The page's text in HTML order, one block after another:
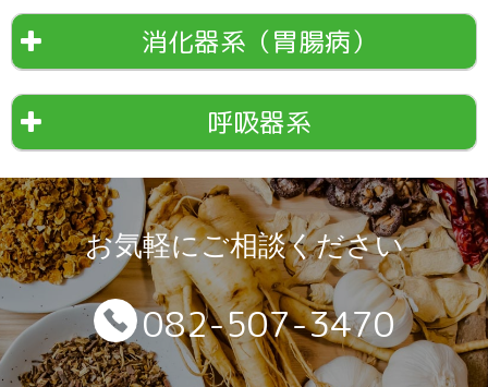
消化器系（胃腸病）
呼吸器系
お気軽にご相談ください
082-507-3470